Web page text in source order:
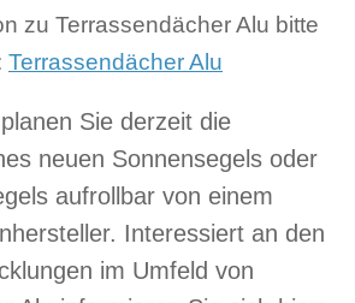
zu Terrassendächer Alu bitte
Terrassendächer Alu
Sie derzeit die
neuen Sonnensegels oder
aufrollbar von einem
Interessiert an den
im Umfeld von